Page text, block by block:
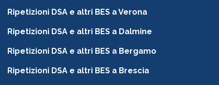
Ripetizioni DSA e altri BES a Verona
Ripetizioni DSA e altri BES a Dalmine
Ripetizioni DSA e altri BES a Bergamo
Ripetizioni DSA e altri BES a Brescia